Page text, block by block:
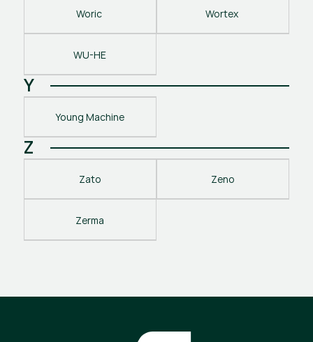
Woric Wortex
WU-HE
Y
Young Machine
Z
Zato Zeno
Zerma